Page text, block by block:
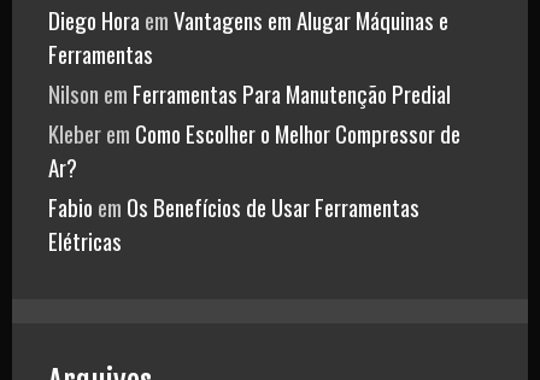
Diego Hora emVantagens em Alugar Máquinas e
Ferramentas
Nilson em Ferramentas Para Manutenção Predial
Kleberem Como Escolher o Melhor Compressor de
Ar?
Fabio em Os Benefícios de Usar Ferramentas
Elétricas